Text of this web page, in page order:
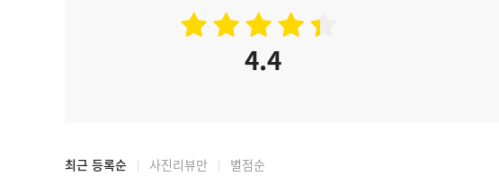
4.4
최근 등록순 사진리뷰만 별점순